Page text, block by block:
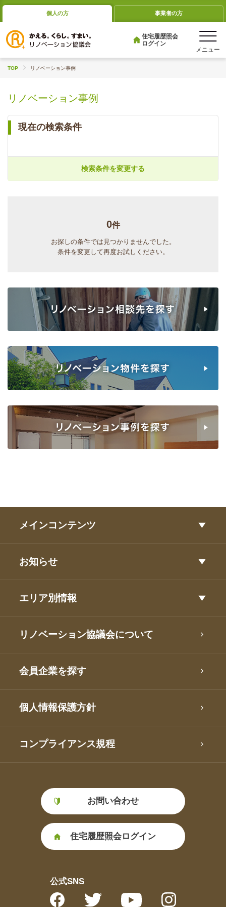
個人の方 事業者の方
住宅履歴照会
ログイン
TOP リノベーション事例
リノベーション事例
現在の検索条件
検索条件を変更する
0件
お探しの条件では見つかりませんでした。
条件を変更して再度お試しください。
メインコンテンツ
お知らせ
エリア別情報
リノベーション協議会について
会員企業を探す
個人情報保護方針
コンプライアンス規程
お問い合わせ
住宅履歴照会ログイン
公式SNS